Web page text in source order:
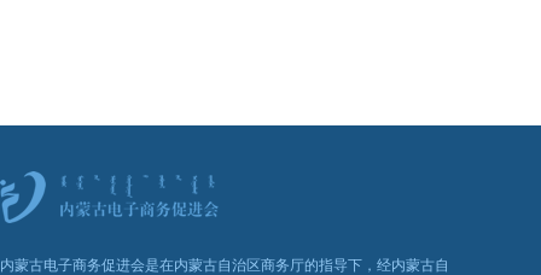
内蒙古电子商务促进会是在内蒙古自治区商务厅的指导下，经内蒙古自